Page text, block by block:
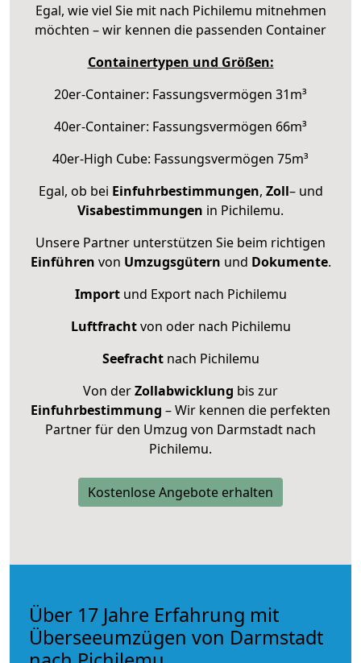
Egal, wie viel Sie mit nach Pichilemu mitnehmen
möchten – wir kennen die passenden Container
Containertypen und Größen:
20er-Container: Fassungsvermögen 31m³
40er-Container: Fassungsvermögen 66m³
40er-High Cube: Fassungsvermögen 75m³
Egal, ob bei Einfuhrbestimmungen, Zoll– und
Visabestimmungen in Pichilemu.
Unsere Partner unterstützen Sie beim richtigen
Einführen von Umzugsgütern und Dokumente.
Importund Export nach Pichilemu
Luftfrachtvon oder nach Pichilemu
Seefrachtnach Pichilemu
Von derZollabwicklung bis zur
Einfuhrbestimmung – Wir kennen die perfekten
Partner für den Umzug von Darmstadt nach
Pichilemu.
Kostenlose Angebote erhalten
Über 17 Jahre Erfahrung mit
Überseeumzügen von Darmstadt